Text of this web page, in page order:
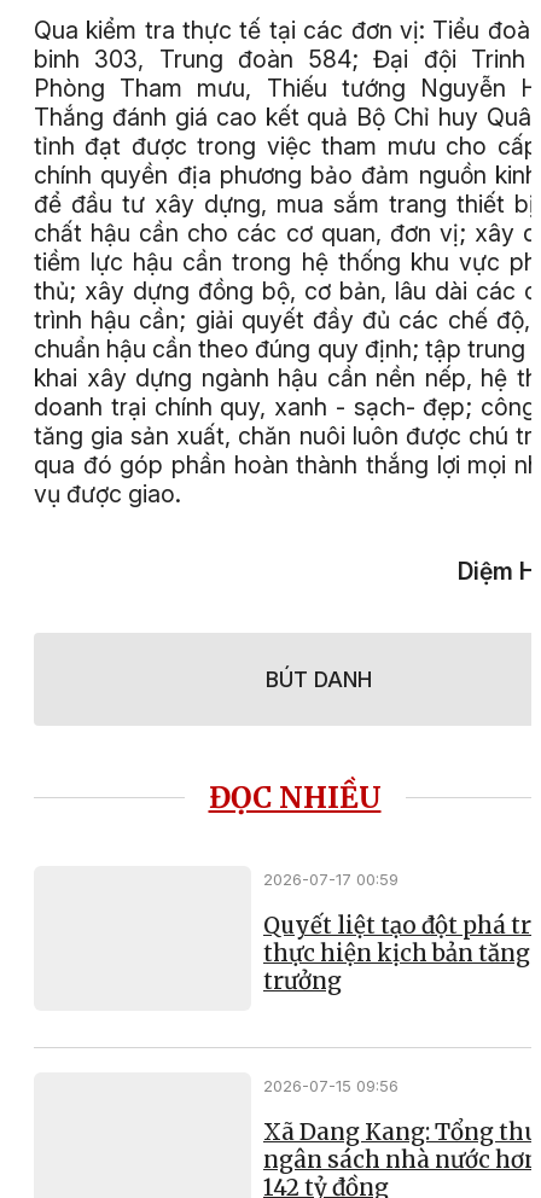
Qua kiểm tra thực tế tại các đơn vị: Tiểu
binh 303, Trung đoàn 584; Đại đội Trinh
Phòng Tham mưu, Thiếu tướng Nguyễn
Thắng đánh giá cao kết quả Bộ Chỉ huy
tỉnh đạt được trong việc tham mưu cho
chính quyền địa phương bảo đảm nguồn
để đầu tư xây dựng, mua sắm trang thiết
chất hậu cần cho các cơ quan, đơn vị; xây
tiềm lực hậu cần trong hệ thống khu vực
thủ; xây dựng đồng bộ, cơ bản, lâu dài các
trình hậu cần; giải quyết đầy đủ các chế độ,
chuẩn hậu cần theo đúng quy định; tập trung
khai xây dựng ngành hậu cần nền nếp, hệ
doanh trại chính quy, xanh - sạch- đẹp;
tăng gia sản xuất, chăn nuôi luôn được chú
qua đó góp phần hoàn thành thắng lợi mọi
vụ được giao.
Diệm
BÚT DANH
ĐỌC NHIỀU
2026-07-17 00:59
Quyết liệt tạo đột phá
thực hiện kịch bản tăng
trưởng
2026-07-15 09:56
Xã Dang Kang: Tổng thu
ngân sách nhà nước hơn
142 tỷ đồng